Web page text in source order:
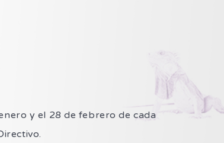
y el 28 de febrero de cada